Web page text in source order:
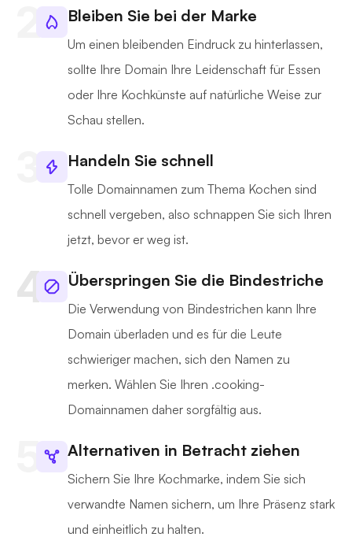
Bleiben Sie bei der Marke
Um einen bleibenden Eindruck zu hinterlassen,
sollte Ihre Domain Ihre Leidenschaft für Essen
oder Ihre Kochkünste auf natürliche Weise zur
Schau stellen.
Handeln Sie schnell
Tolle Domainnamen zum Thema Kochen sind
schnell vergeben, also schnappen Sie sich Ihren
jetzt, bevor er weg ist.
Überspringen Sie die Bindestriche
Die Verwendung von Bindestrichen kann Ihre
Domain überladen und es für die Leute
schwieriger machen, sich den Namen zu
merken. Wählen Sie Ihren .cooking-
Domainnamen daher sorgfältig aus.
Alternativen in Betracht ziehen
Sichern Sie Ihre Kochmarke, indem Sie sich
verwandte Namen sichern, um Ihre Präsenz stark
und einheitlich zu halten.